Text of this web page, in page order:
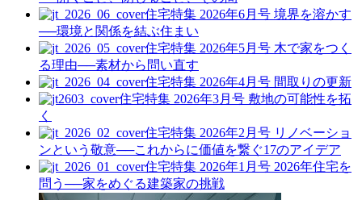
住宅特集 2026年6月号 境界を溶かす
──環境と関係を結ぶ住まい
住宅特集 2026年5月号 木で家をつく
る理由──素材から問い直す
住宅特集 2026年4月号 間取りの更新
住宅特集 2026年3月号 敷地の可能性を拓
く
住宅特集 2026年2月号 リノベーショ
ンという敬意──これからに価値を繋ぐ17のアイデア
住宅特集 2026年1月号 2026年住宅を
問う──家をめぐる建築家の挑戦